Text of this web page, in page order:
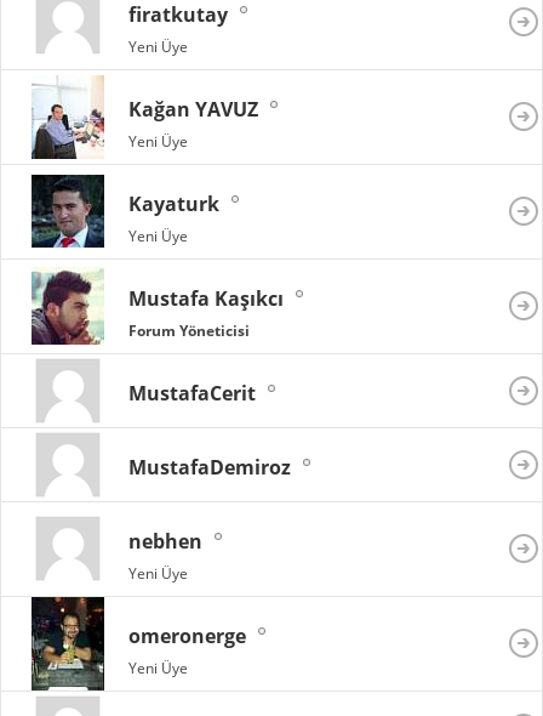
firatkutay
Yeni Üye
Kağan YAVUZ
Yeni Üye
Kayaturk
Yeni Üye
Mustafa Kaşıkcı
Forum Yöneticisi
MustafaCerit
MustafaDemiroz
nebhen
Yeni Üye
omeronerge
Yeni Üye